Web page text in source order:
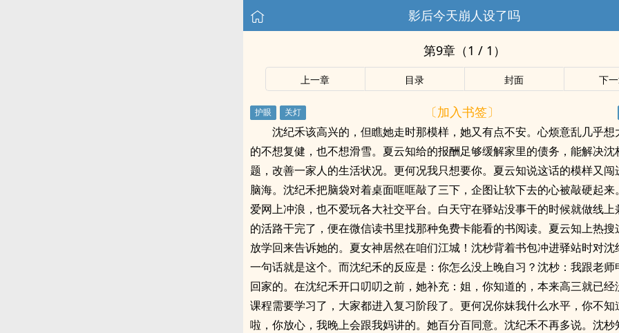
影后今天崩人设了吗
第9章（1 / 1）
上一章 目录 封面 下
〔加入书签〕
沈纪禾该高兴的，但瞧她走时那模样，她又有点不安。心烦意乱几乎想
的不想复健，也不想滑雪。夏云知给的报酬足够缓解家里的债务，能解决沈
题，改善一家人的生活状况。更何况我只想要你。夏云知说这话的模样又闯
脑海。沈纪禾把脑袋对着桌面哐哐敲了三下，企图让软下去的心被敲硬起来
爱网上冲浪，也不爱玩各大社交平台。白天守在驿站没事干的时候就做线上
的活路干完了，便在微信读书里找那种免费卡能看的书阅读。夏云知上热搜
放学回来告诉她的。夏女神居然在咱们江城！沈杪背着书包冲进驿站时对沈
一句话就是这个。而沈纪禾的反应是：你怎么没上晚自习？沈杪：我跟老师
回家的。在沈纪禾开口叨叨之前，她补充：姐，你知道的，本来高三就已经
课程需要学习了，大家都进入复习阶段了。更何况你妹我什么水平，你不知
啦，你放心，我晚上会跟我妈讲的。她百分百同意。沈纪禾不再多说。沈杪